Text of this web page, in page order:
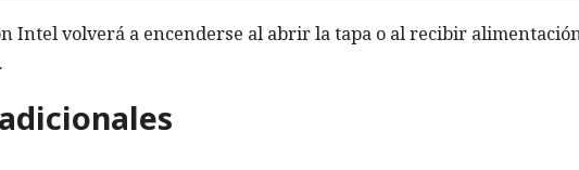
Intel volverá a encenderse al abrir la tapa o al recibir